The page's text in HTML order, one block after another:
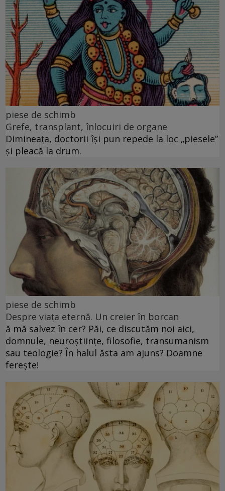
piese de schimb
Grefe, transplant, înlocuiri de organe
Dimineața, doctorii își pun repede la loc „piesele”
și pleacă la drum.
piese de schimb
Despre viața eternă. Un creier în borcan
ă mă salvez în cer? Păi, ce discutăm noi aici,
domnule, neuroștiințe, filosofie, transumanism
sau teologie? În halul ăsta am ajuns? Doamne
ferește!